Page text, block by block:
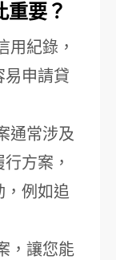
重要？
用紀錄，
易申請貸
通常涉及
方案，
，例如追
，讓您能